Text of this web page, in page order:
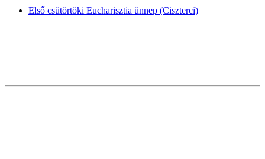
Első csütörtöki Eucharisztia ünnep (Ciszterci)